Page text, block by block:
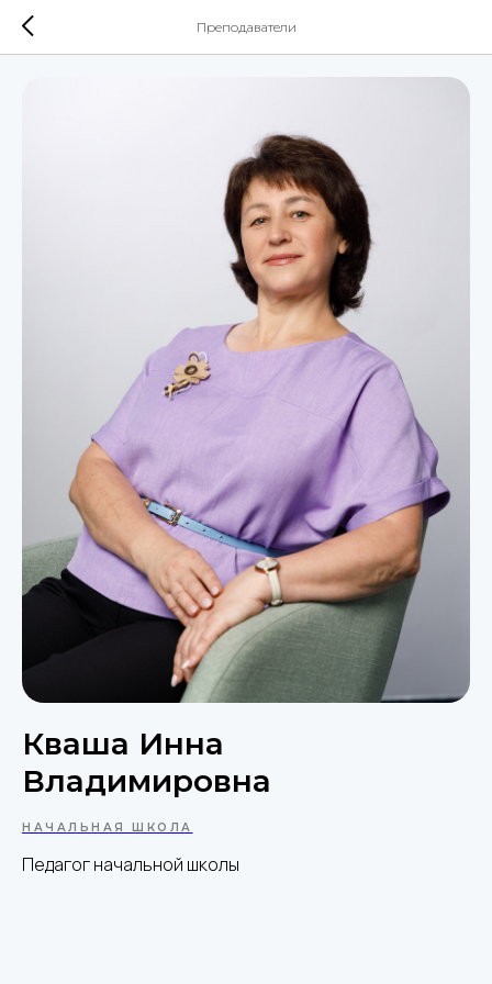
Преподаватели
Кваша Инна
Владимировна
НАЧАЛЬНАЯ ШКОЛА
Педагог начальной школы